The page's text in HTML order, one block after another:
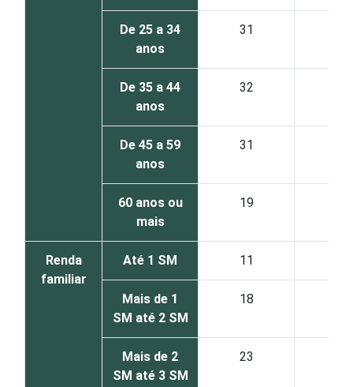
De 25 a 34
anos
31
De 35 a 44
anos
32
De 45 a 59
anos
31
60 anos ou
mais
19
Renda
familiar
Até 1 SM 11
Mais de 1
SM até 2 SM
18
Mais de 2
SM até 3 SM
23